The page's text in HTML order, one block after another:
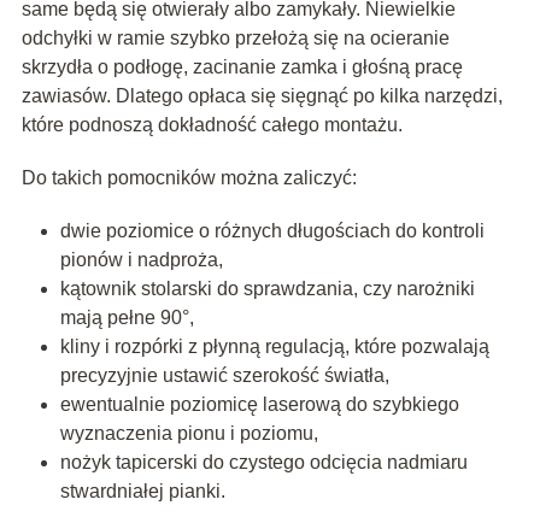
same będą się otwierały albo zamykały. Niewielkie
odchyłki w ramie szybko przełożą się na ocieranie
skrzydła o podłogę, zacinanie zamka i głośną pracę
zawiasów. Dlatego opłaca się sięgnąć po kilka narzędzi,
które podnoszą dokładność całego montażu.
Do takich pomocników można zaliczyć:
dwie poziomice o różnych długościach do kontroli
pionów i nadproża,
kątownik stolarski do sprawdzania, czy narożniki
mają pełne 90°,
kliny i rozpórki z płynną regulacją, które pozwalają
precyzyjnie ustawić szerokość światła,
ewentualnie poziomicę laserową do szybkiego
wyznaczenia pionu i poziomu,
nożyk tapicerski do czystego odcięcia nadmiaru
stwardniałej pianki.